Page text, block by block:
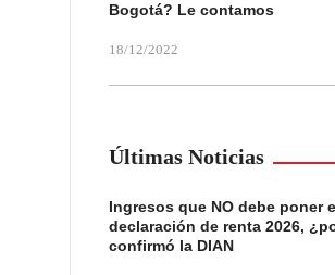
Bogotá? Le contamos
18/12/2022
Últimas Noticias
Ingresos que NO debe poner
declaración de renta 2026,
confirmó la DIAN